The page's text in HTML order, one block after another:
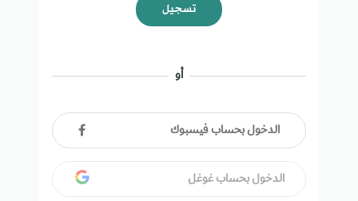
تسجيل
أو
الدخول بحساب فيسبوك
الدخول بحساب غوغل